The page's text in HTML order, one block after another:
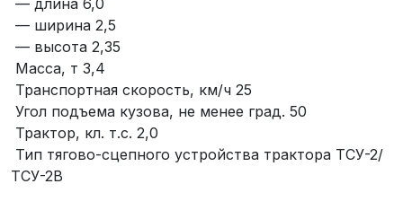
— ширина 2,5
— высота 2,35
Масса, т 3,4
Транспортная скорость, км/ч 25
Угол подъема кузова, не менее град. 50
Трактор, кл. т.с. 2,0
Тип тягово-сцепного устройства трактора ТСУ-2/
ТСУ-2В